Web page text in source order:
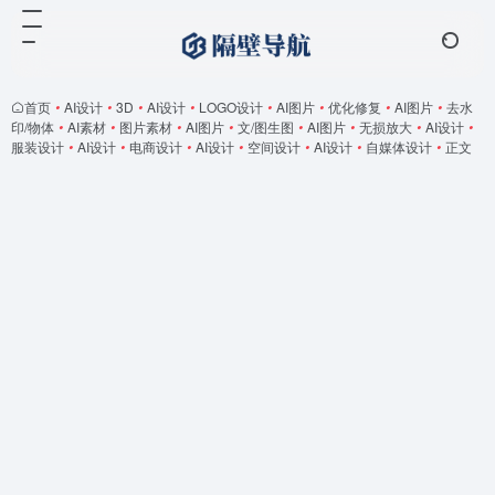
首页 • AI设计 • 3D • AI设计 • LOGO设计 • AI图片 • 优化修复 • AI图片 • 去水
印/物体 • AI素材 • 图片素材 • AI图片 • 文/图生图 • AI图片 • 无损放大 • AI设计 •
服装设计 • AI设计 • 电商设计 • AI设计 • 空间设计 • AI设计 • 自媒体设计 • 正文